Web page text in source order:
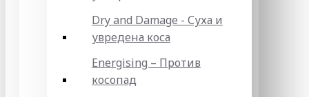
Dry and Damage - Суха и
увредена коса
Energising – Против
косопад